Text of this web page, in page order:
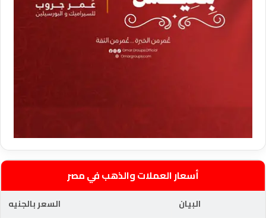
أسعار العملات والذهب في مصر
البيان
السعر بالجنيه